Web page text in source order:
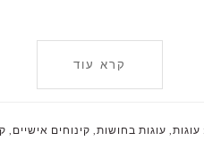
קרא עוד
עוגות, עוגות בחושות, קינוחים אישיים ,